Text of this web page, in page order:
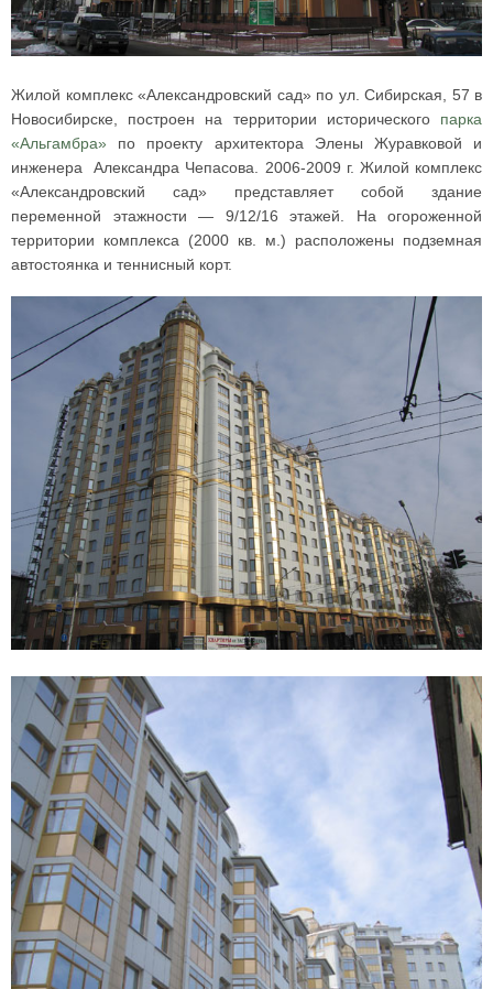
Жилой комплекс «Александровский сад» по ул. Сибирская, 57 в
Новосибирске, построен на территории исторического парка
«Альгамбра» по проекту архитектора Элены Журавковой и
инженера Александра Чепасова. 2006-2009 г. Жилой комплекс
«Александровский сад» представляет собой здание
переменной этажности — 9/12/16 этажей. На огороженной
территории комплекса (2000 кв. м.) расположены подземная
автостоянка и теннисный корт.